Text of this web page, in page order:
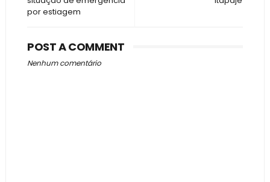
por estiagem
POST A COMMENT
Nenhum comentário